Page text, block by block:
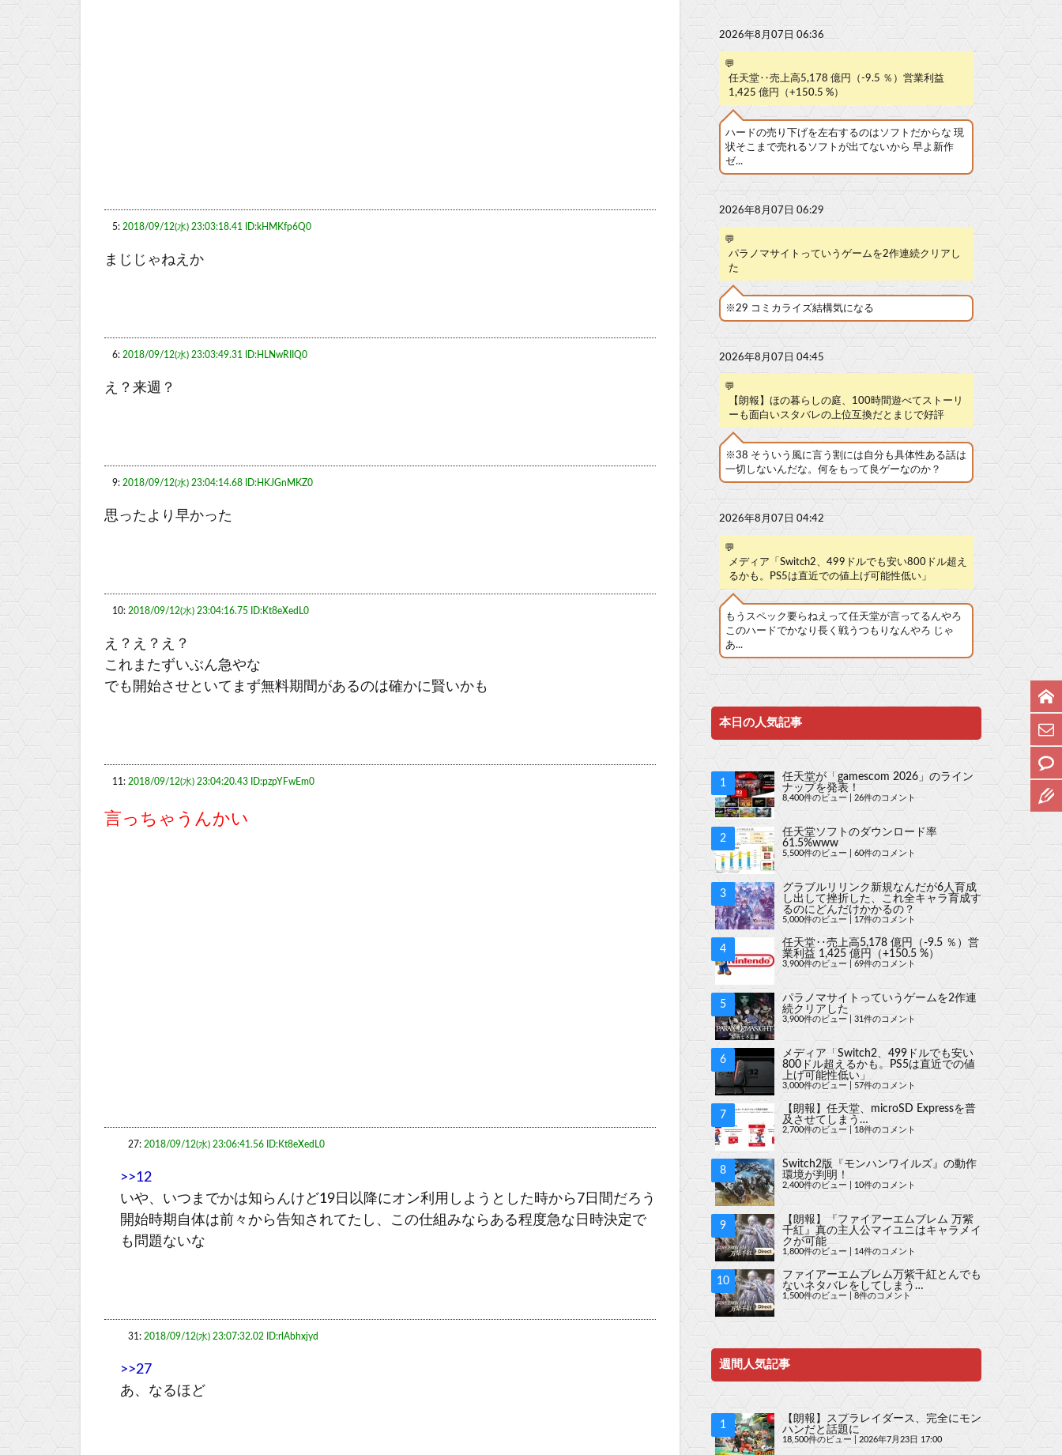
5: 2018/09/12(水) 23:03:18.41 ID:kHMKfp6Q0
まじじゃねえか
6: 2018/09/12(水) 23:03:49.31 ID:HLNwRIIQ0
え？来週？
9: 2018/09/12(水) 23:04:14.68 ID:HKJGnMKZ0
思ったより早かった
10: 2018/09/12(水) 23:04:16.75 ID:Kt8eXedL0
え？え？え？
これまたずいぶん急やな
でも開始させといてまず無料期間があるのは確かに賢いかも
11: 2018/09/12(水) 23:04:20.43 ID:pzpYFwEm0
言っちゃうんかい
27: 2018/09/12(水) 23:06:41.56 ID:Kt8eXedL0
>>12
いや、いつまでかは知らんけど19日以降にオン利用しようとした時から7日間だろう
開始時期自体は前々から告知されてたし、この仕組みならある程度急な日時決定で
も問題ないな
31: 2018/09/12(水) 23:07:32.02 ID:rlAbhxjyd
>>27
あ、なるほど
2026年8月07日 06:36
💬
任天堂‥売上高5,178 億円（-9.5 ％）営業利益
1,425 億円（+150.5 %）
ハードの売り下げを左右するのはソフトだからな 現
状そこまで売れるソフトが出てないから 早よ新作
ゼ...
2026年8月07日 06:29
💬
パラノマサイトっていうゲームを2作連続クリアし
た
※29 コミカライズ結構気になる
2026年8月07日 04:45
💬
【朗報】ほの暮らしの庭、100時間遊べてストーリ
ーも面白いスタバレの上位互換だとまじで好評
※38 そういう風に言う割には自分も具体性ある話は
一切しないんだな。何をもって良ゲーなのか？
2026年8月07日 04:42
💬
メディア「Switch2、499ドルでも安い800ドル超え
るかも。PS5は直近での値上げ可能性低い」
もうスペック要らねえって任天堂が言ってるんやろ
このハードでかなり長く戦うつもりなんやろ じゃ
あ...
本日の人気記事
任天堂が「gamescom 2026」のライン
ナップを発表！
8,400件のビュー 26件のコメント
任天堂ソフトのダウンロード率
61.5%www
5,500件のビュー 60件のコメント
グラブルリリンク新規なんだが6人育成
し出して挫折した、これ全キャラ育成す
るのにどんだけかかるの？
5,000件のビュー 17件のコメント
任天堂‥売上高5,178 億円（-9.5 ％）営
業利益 1,425 億円（+150.5 %）
3,900件のビュー| 69件のコメント
パラノマサイトっていうゲームを2作連
続クリアした
3,900件のビュー 31件のコメント
メディア「Switch2、499ドルでも安い
800ドル超えるかも。PS5は直近での値
上げ可能性低い」
3,000件のビュー 57件のコメント
【朗報】任天堂、microSD Expressを普
及させてしまう…
2,700件のビュー| 18件のコメント
Switch2版『モンハンワイルズ』の動作
環境が判明！
2,400件のビュー 10件のコメント
【朗報】『ファイアーエムブレム 万紫
千紅』真の主人公マイユニはキャラメイ
クが可能
1,800件のビュー 14件のコメント
ファイアーエムブレム万紫千紅とんでも
ないネタバレをしてしまう…
1,500件のビュー 8件のコメント
週間人気記事
【朗報】スプラレイダース、完全にモン
ハンだと話題に
18,500件のビュー 2026年7月23日 17:00